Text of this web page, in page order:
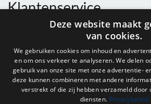
Klantenservice
Openingstijden
Deze website maakt
van cookies.
We gebruiken cookies om inhoud en
en om ons verkeer te analyseren. We delen
gebruik van onze site met onze advertentie-
deze kunnen combineren met andere
verstrekt of die zij hebben verzameld door
diensten. Privacybeleid